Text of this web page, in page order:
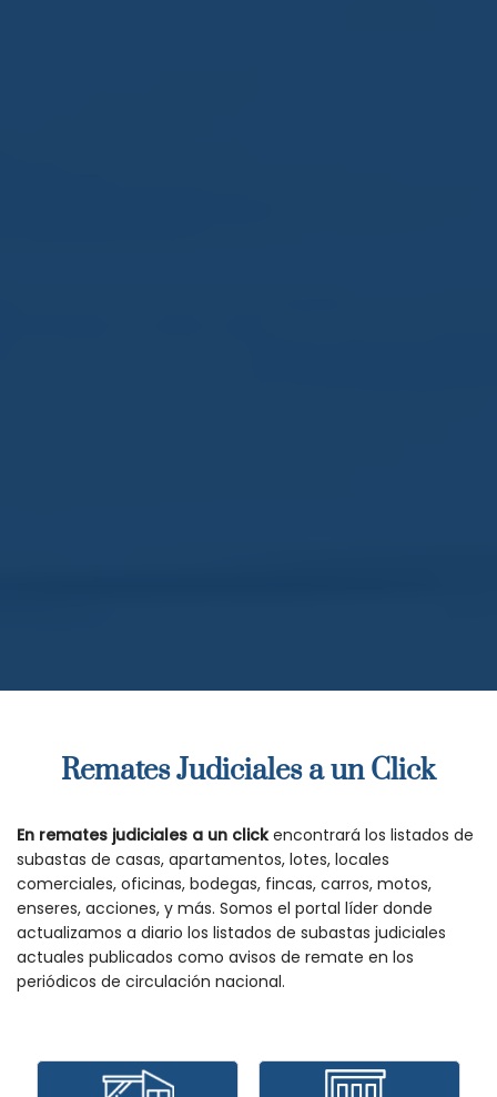
Remates Judiciales a un Click
En remates judiciales a un clickencontrará los listados de
subastas de casas, apartamentos, lotes, locales
comerciales, oficinas, bodegas, fincas, carros, motos,
enseres, acciones, y más. Somos el portal líder donde
actualizamos a diario los listados de subastas judiciales
actuales publicados como avisos de remate en los
periódicos de circulación nacional.